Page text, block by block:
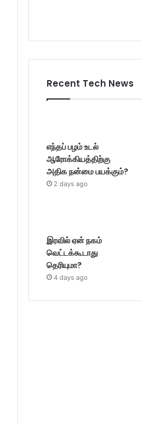
Recent Tech News
எந்தப் பழம் உடல்
ஆரோக்கியத்திற்கு
அதிக நன்மை பயக்கும்?
2 days ago
இரவில் ஏன் நகம்
வெட்டக்கூடாது
தெரியுமா?
4 days ago